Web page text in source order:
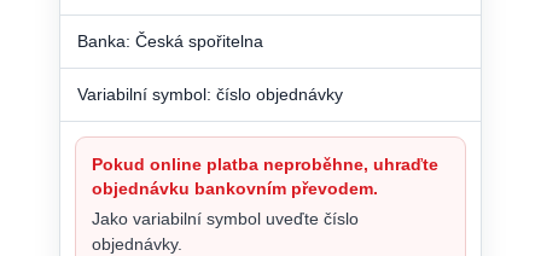
Banka: Česká spořitelna
Variabilní symbol: číslo objednávky
Pokud online platba neproběhne, uhraďte
objednávku bankovním převodem.
Jako variabilní symbol uveďte číslo
objednávky.